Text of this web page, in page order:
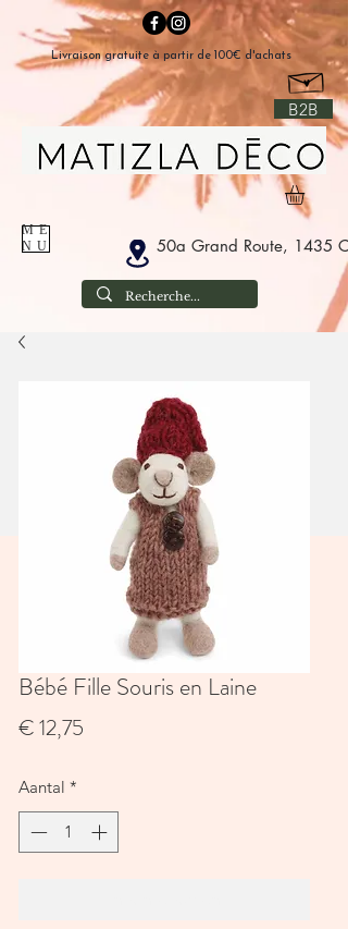
B2B
50a Grand Route, 1435
ME
NU
Livraison gratuite à partir de 100€ d'achats
Bébé Fille Souris en Laine
€ 12,75
Aantal *